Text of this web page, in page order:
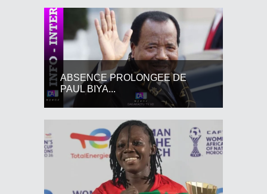
ABSENCE PROLONGEE DE
PAUL BIYA...